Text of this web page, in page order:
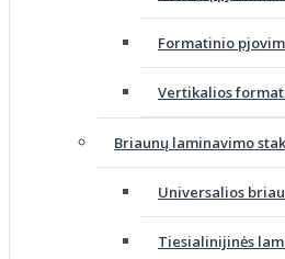
Formatinio
Vertikalios
Briaunų laminavimo
Universalios
Tiesialinijinės